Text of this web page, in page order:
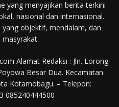
yang menyajikan berita terkini
nasional dan internasional.
objektif, mendalam, dan
Alamat Redaksi : Jln. Lorong
Besar Dua. Kecamatan
Kotamobagu. – Telepon:
085240444500